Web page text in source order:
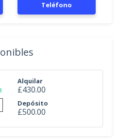
Teléfono
Alquilar
£430.00
Depósito
£500.00